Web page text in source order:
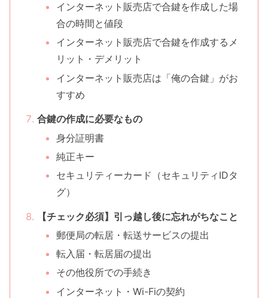
インターネット販売店で合鍵を作成した場
合の時間と値段
インターネット販売店で合鍵を作成するメ
リット・デメリット
インターネット販売店は「俺の合鍵」がお
すすめ
合鍵の作成に必要なもの
身分証明書
純正キー
セキュリティーカード（セキュリティIDタ
グ）
【チェック必須】引っ越し後に忘れがちなこと
郵便局の転居・転送サービスの提出
転入届・転居届の提出
その他役所での手続き
インターネット・Wi-Fiの契約